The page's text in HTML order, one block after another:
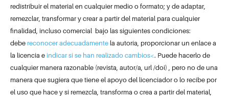
redistribuir el material en cualquier medio o formato; y de adaptar,
remezclar, transformar y crear a partir del material para cualquier
finalidad, incluso comercial bajo las siguientes condiciones:
debe reconocer adecuadamentela autoría, proporcionar un enlace a
la licencia e indicar si se han realizado cambios<. Puede hacerlo de
cualquier manera razonable (revista, autor/a, url /doi) , pero no de una
manera que sugiera que tiene el apoyo del licenciador o lo recibe por
el uso que hace y si remezcla, transforma o crea a partir del material,